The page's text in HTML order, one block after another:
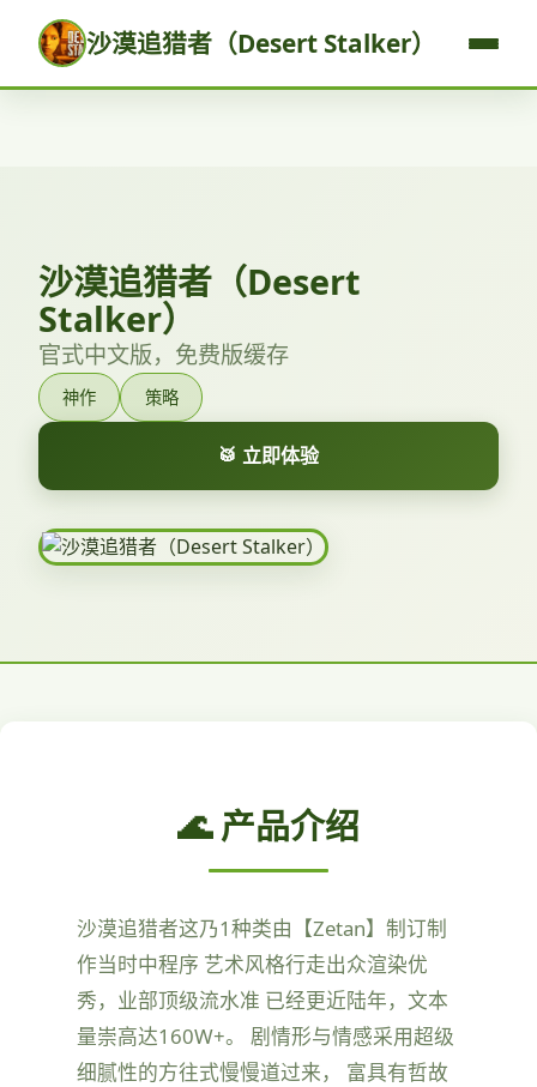
沙漠追猎者（Desert Stalker）
沙漠追猎者（Desert
Stalker）
官式中文版，免费版缓存
神作 策略
🥁 立即体验
🌊 产品介绍
沙漠追猎者这乃1种类由【Zetan】制订制
作当时中程序 艺术风格行走出众渲染优
秀，业部顶级流水准 已经更近陆年，文本
量崇高达160W+。 剧情形与情感采用超级
细腻性的方往式慢慢道过来， 富具有哲故